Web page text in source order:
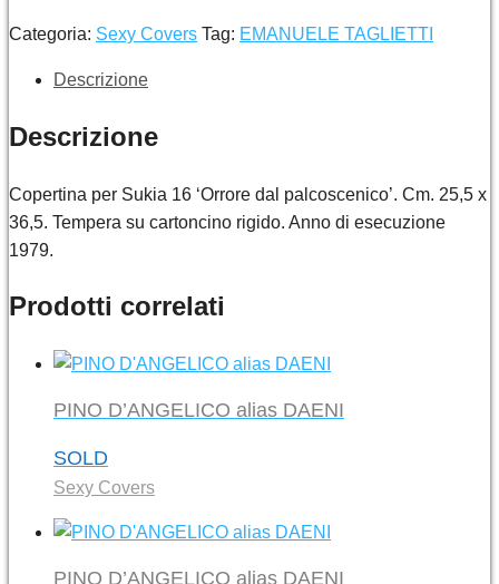
Categoria: Sexy Covers Tag: EMANUELE TAGLIETTI
Descrizione
Descrizione
Copertina per Sukia 16 ‘Orrore dal palcoscenico’. Cm. 25,5 x
36,5. Tempera su cartoncino rigido. Anno di esecuzione
1979.
Prodotti correlati
PINO D’ANGELICO alias DAENI
SOLD
Sexy Covers
PINO D’ANGELICO alias DAENI